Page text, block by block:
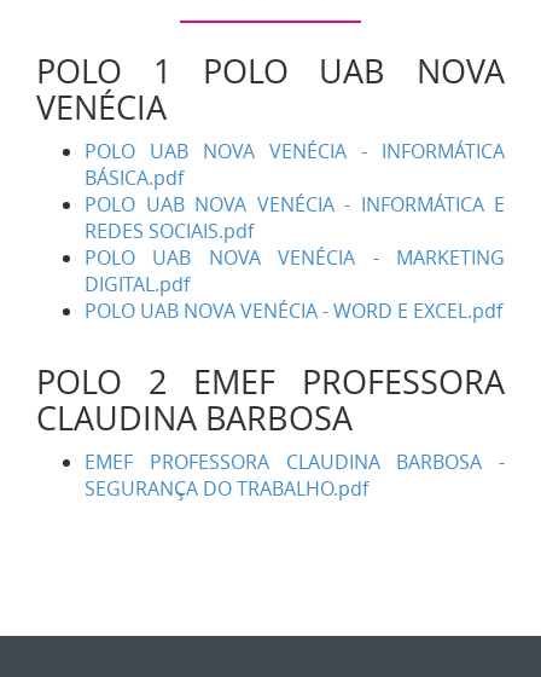
POLO 1 POLO UAB NOVA
VENÉCIA
POLO UAB NOVA VENÉCIA - INFORMÁTICA
BÁSICA.pdf
POLO UAB NOVA VENÉCIA - INFORMÁTICA E
REDES SOCIAIS.pdf
POLO UAB NOVA VENÉCIA - MARKETING
DIGITAL.pdf
POLO UAB NOVA VENÉCIA - WORD E EXCEL.pdf
POLO 2 EMEF PROFESSORA
CLAUDINA BARBOSA
EMEF PROFESSORA CLAUDINA BARBOSA -
SEGURANÇA DO TRABALHO.pdf